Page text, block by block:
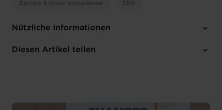
Europe & Union européenne EEN
Nützliche Informationen
Diesen Artikel teilen